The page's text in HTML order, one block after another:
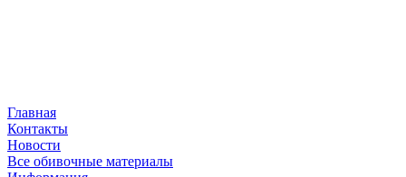
Главная
Контакты
Новости
Все обивочные материалы